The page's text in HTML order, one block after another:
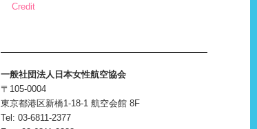
Credit
一般社団法人日本女性航空協会
〒105-0004
東京都港区新橋1-18-1 航空会館 8F
Tel: 03-6811-2377